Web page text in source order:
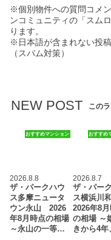
※個別物件への質問コメ
ンコミュニティの「スム
ります。
※日本語が含まれない投
（スパム対策）
NEW POST この
おすすめマンション
2026.8.8
ザ・パークハウ
ス多摩ニュータ
ウン永山 2026
年8月時点の相場
～永山の一等…
おすすめ
2026.8.7
ザ・パー
ス横浜川
2026年8
の相場 ～
きから4